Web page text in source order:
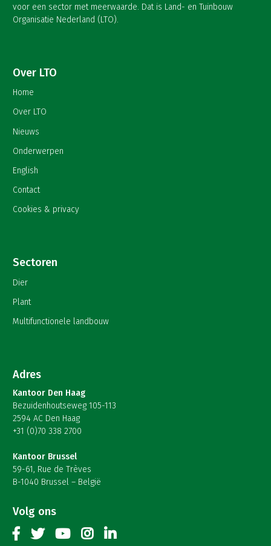
voor een sector met meerwaarde. Dat is Land- en Tuinbouw
Organisatie Nederland (LTO).
Over LTO
Home
Over LTO
Nieuws
Onderwerpen
English
Contact
Cookies & privacy
Sectoren
Dier
Plant
Multifunctionele landbouw
Adres
Kantoor Den Haag
Bezuidenhoutseweg 105-113
2594 AC Den Haag
+31 (0)70 338 2700
Kantoor Brussel
59-61, Rue de Trèves
B-1040 Brussel – België
Volg ons